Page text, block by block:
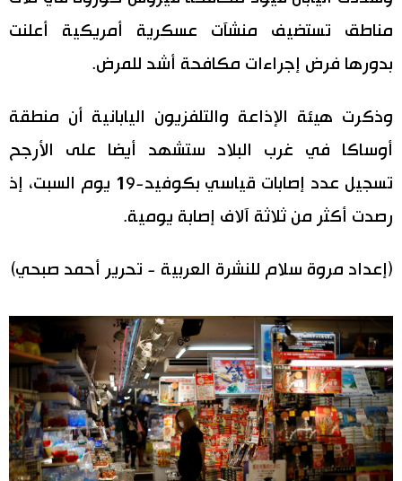
مجتمع
ثقافة
لايف ستايل
طوكيو
إعلان
مناطق تستضيف منشآت عسكرية أمريكية أعلنت
بدورها فرض إجراءات مكافحة أشد للمرض.
وذكرت هيئة الإذاعة والتلفزيون اليابانية أن منطقة
أوساكا في غرب البلاد ستشهد أيضا على الأرجح
تسجيل عدد إصابات قياسي بكوفيد-19 يوم السبت، إذ
رصدت أكثر من ثلاثة آلاف إصابة يومية.
(إعداد مروة سلام للنشرة العربية - تحرير أحمد صبحي)